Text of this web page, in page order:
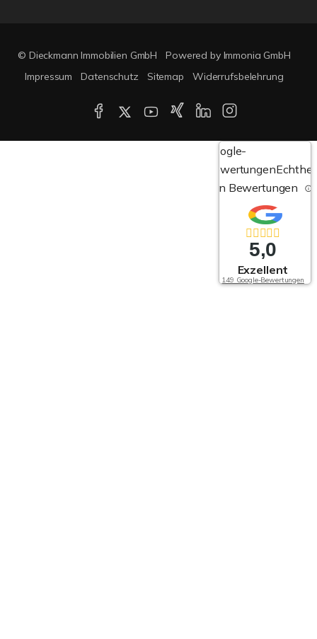
© Dieckmann Immobilien GmbH
Powered by Immonia GmbH
Impressum
Datenschutz Sitemap Widerrufsbelehrung
Google-
Bewertungen
von Bewertungen
5,0
Exzellent
149 Google-Bewertungen